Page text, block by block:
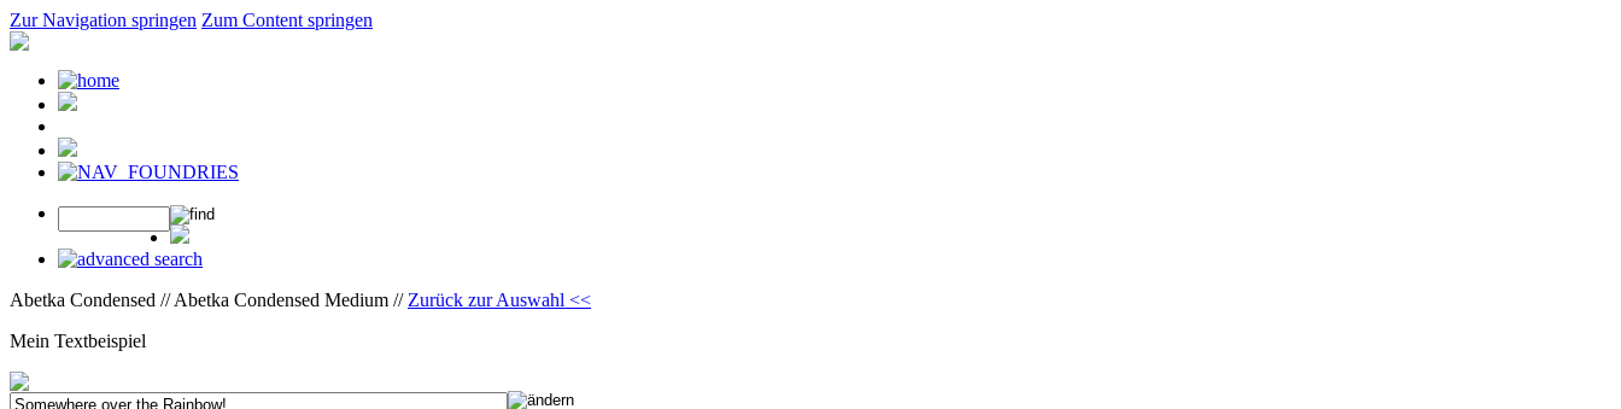
Zur Navigation springen Zum Content springen
Abetka Condensed // Abetka Condensed Medium // Zurück zur Auswahl <<
Mein Textbeispiel